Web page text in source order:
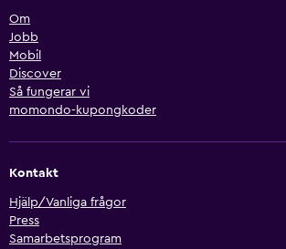
Om
Jobb
Mobil
Discover
Så fungerar vi
momondo-kupongkoder
Kontakt
Hjälp/Vanliga frågor
Press
Samarbetsprogram